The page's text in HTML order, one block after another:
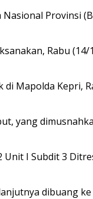
Provinsi
Rabu (14/
Mapolda Kepri,
yang
I Subdit 3
dibuang